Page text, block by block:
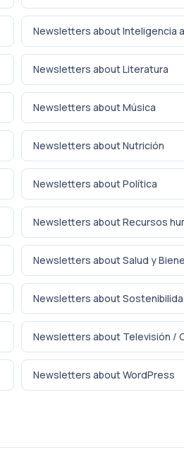
Newsletters about Inteligencia
Newsletters about Literatura
Newsletters about Música
Newsletters about Nutrición
Newsletters about Política
Newsletters about Recursos
Newsletters about Salud y
Newsletters about
Newsletters about Televisión /
Newsletters about WordPress